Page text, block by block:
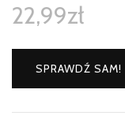
22,99zł
SPRAWDŹ SAM!